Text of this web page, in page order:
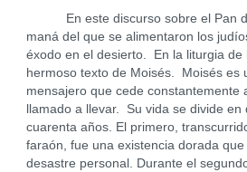
En este discurso sobre el Pan de
maná del que se alimentaron los
éxodo en el desierto. En la liturgia de
hermoso texto de Moisés. Moisés es
mensajero que cede constantemente
llamado a llevar. Su vida se divide en
cuarenta años. El primero,
faraón, fue una existencia dorada
desastre personal. Durante el